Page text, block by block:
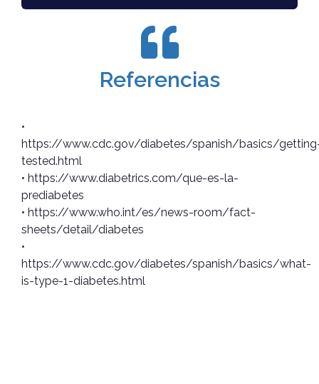
Referencias
•
https://www.cdc.gov/diabetes/spanish/basics/
tested.html
• https://www.diabetrics.com/que-es-la-
prediabetes
• https://www.who.int/es/news-room/fact-
sheets/detail/diabetes
•
https://www.cdc.gov/diabetes/spanish/basics/what-
is-type-1-diabetes.html